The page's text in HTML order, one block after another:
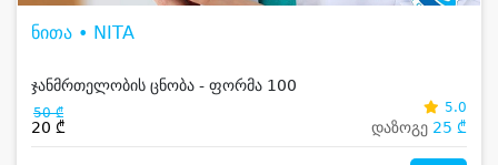
ნითა • NITA
ჯანმრთელობის ცნობა - ფორმა 100
50 ₾
20 ₾
5.0
დაზოგე 25 ₾